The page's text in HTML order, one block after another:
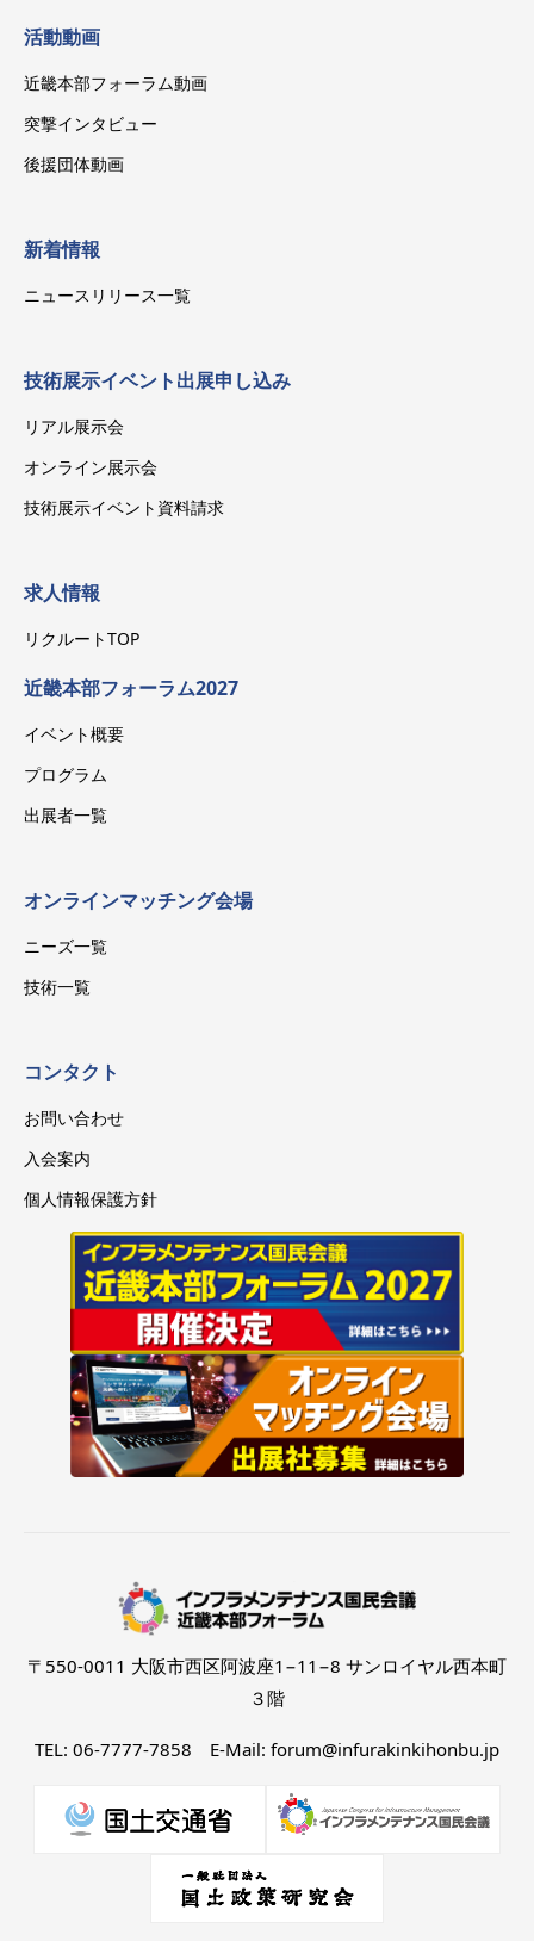
活動動画
近畿本部フォーラム動画
突撃インタビュー
後援団体動画
新着情報
ニュースリリース一覧
技術展示イベント出展申し込み
リアル展示会
オンライン展示会
技術展示イベント資料請求
求人情報
リクルートTOP
近畿本部フォーラム2027
イベント概要
プログラム
出展者一覧
オンラインマッチング会場
ニーズ一覧
技術一覧
コンタクト
お問い合わせ
入会案内
個人情報保護方針
〒550-0011 大阪市西区阿波座1−11−8 サンロイヤル西本町
３階
TEL: 06-7777-7858 E-Mail: forum@infurakinkihonbu.jp